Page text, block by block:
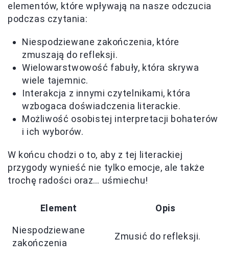
elementów, które wpływają na nasze odczucia
podczas czytania:
Niespodziewane zakończenia, które
zmuszają do refleksji.
Wielowarstwowość fabuły, która skrywa
wiele tajemnic.
Interakcja z innymi czytelnikami, która
wzbogaca doświadczenia literackie.
Możliwość osobistej interpretacji bohaterów
i ich wyborów.
W końcu chodzi o to, aby z tej literackiej
przygody wynieść nie tylko emocje, ale także
trochę radości oraz… uśmiechu!
Element Opis
Niespodziewane
zakończenia
Zmusić do refleksji.